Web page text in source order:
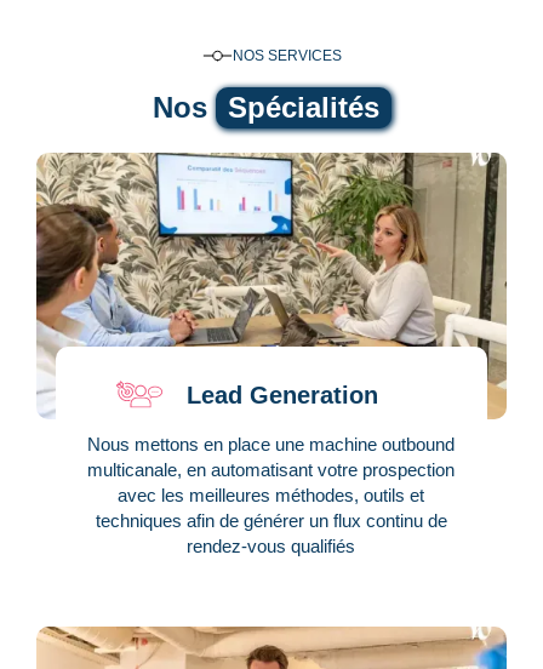
NOS SERVICES
Nos Spécialités
Lead Generation
Nous mettons en place une machine outbound
multicanale, en automatisant votre prospection
avec les meilleures méthodes, outils et
techniques afin de générer un flux continu de
rendez-vous qualifiés